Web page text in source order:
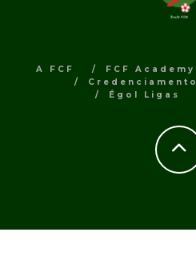
A FCF FCF Academy
Credenciamento
Égol Ligas